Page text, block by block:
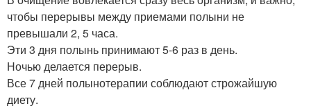
чтобы перерывы между приемами полыни не
превышали 2, 5 часа.
Эти 3 дня полынь принимают 5-6 раз в день.
Ночью делается перерыв.
Все 7 дней полынотерапии соблюдают строжайшую
диету.